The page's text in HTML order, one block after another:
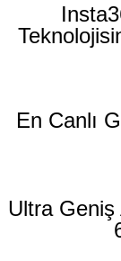
En Canlı
Ultra Geniş